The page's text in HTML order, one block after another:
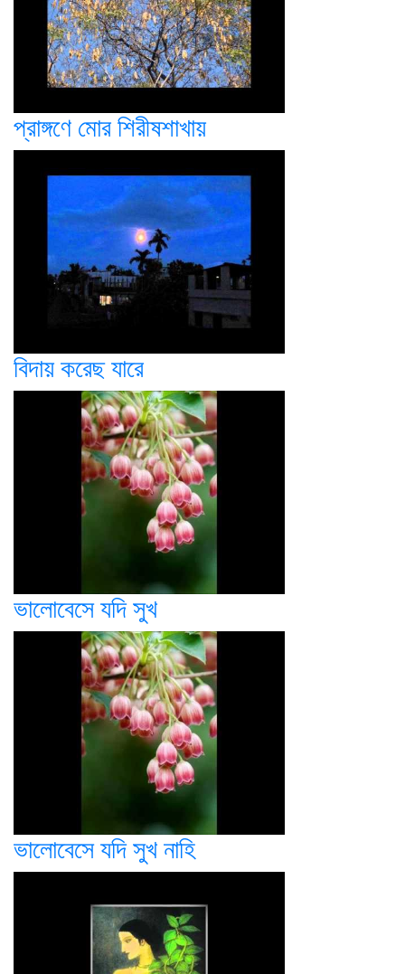
প্রাঙ্গণে মোর শিরীষশাখায়
বিদায় করেছ যারে
ভালোবেসে যদি সুখ
ভালোবেসে যদি সুখ নাহি